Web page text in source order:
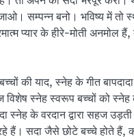
सम्पन्न बनो। भविष्य में तो
प्यार के हीरे-मोती अनमोल
की याद, स्नेह के गीत
स्नेह स्वरूप बच्चों को स्नेह
स्नेह के वरदान द्वारा सहज
हैं। सदा जैसे छोटे बच्चे होते हैं,